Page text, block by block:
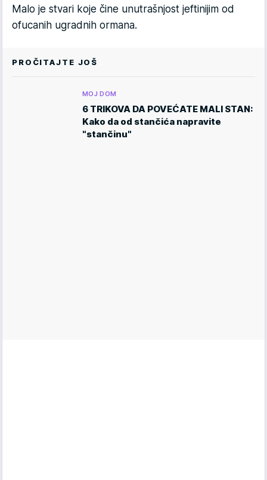
Malo je stvari koje čine unutrašnjost jeftinijim od
ofucanih ugradnih ormana.
PROČITAJTE JOŠ
MOJ DOM
6 TRIKOVA DA POVEĆATE MALI STAN:
Kako da od stančića napravite
"stančinu"